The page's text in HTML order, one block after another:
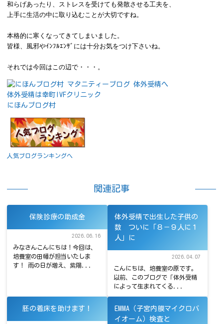
和らげあったり、 ストレスを受けても発散させる工夫を、
上手に生活の中に取り込むことが大切ですね。
本格的に寒くなってきてしまいました。
皆様、風邪やｲﾝﾌﾙｴﾝｻﾞには十分お気をつけ下さいね。
それでは今回はこの辺で・・・。
体外受精は幸町IVFクリニック
にほんブログ村
人気ブログランキングへ
関連記事
保険診療の助成金
2026.06.16
みなさんこんにちは！今回は、
培養室の田幡が担当いたしま
す！ 雨の日が増え、紫陽...
体外受精で出生した子供の
数 ついに「８－９人に１
人」に
2026.04.07
こんにちは、培養室の原です。
以前、このブログで「体外受精
によって生まれてくる...
胚の着床を助けます！
EMMA（子宮内膜マイクロバ
イオーム）検査と